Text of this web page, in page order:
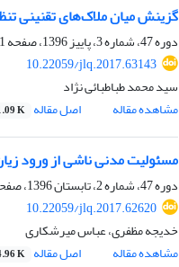
گزینش میان ملاک‌های تقنینی
دوره 47، شماره 3، پاییز 1396، صفحه
10.22059/jlq.2017.63143
سید محمد طباطبائی نژاد
مشاهده مقاله
اصل مقاله K
مسئولیت مدنی ناشی از ورود
دوره 47، شماره 2، تابستان 1396، صفحه
10.22059/jlq.2017.62620
خدیجه مظفری، عباس میرشکاری
مشاهده مقاله
اصل مقاله K